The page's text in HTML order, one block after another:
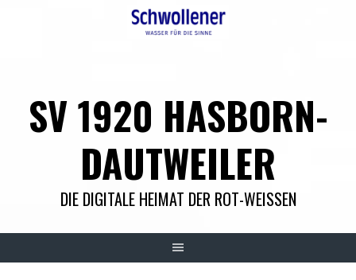
SV 1920 HASBORN-
DAUTWEILER
DIE DIGITALE HEIMAT DER ROT-WEISSEN